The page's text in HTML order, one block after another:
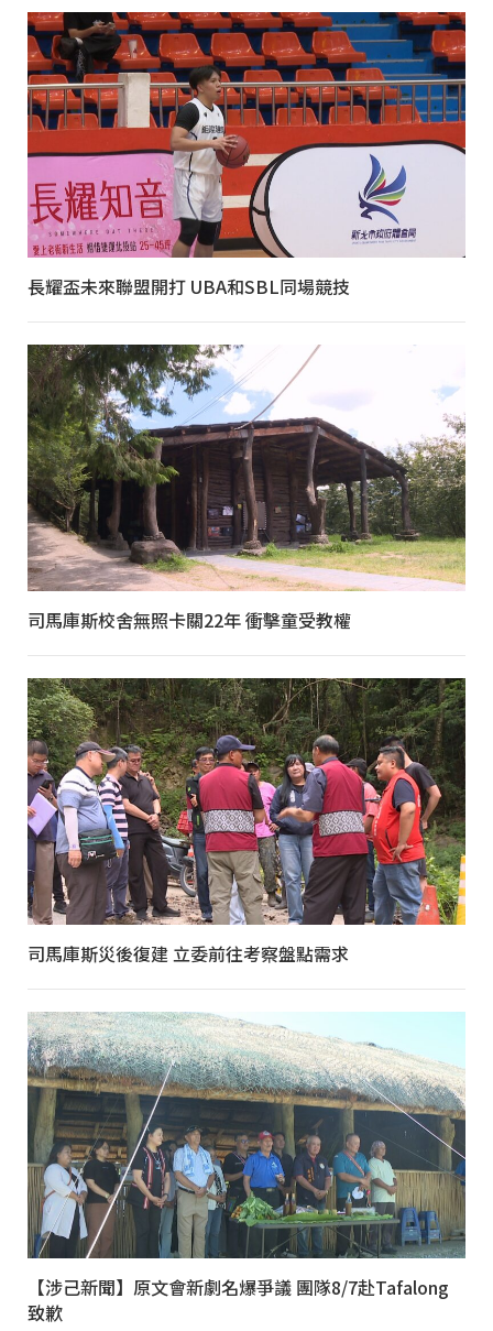
長耀盃未來聯盟開打 UBA和SBL同場競技
司馬庫斯校舍無照卡關22年 衝擊童受教權
司馬庫斯災後復建 立委前往考察盤點需求
【涉己新聞】原文會新劇名爆爭議 團隊8/7赴Tafalong
致歉